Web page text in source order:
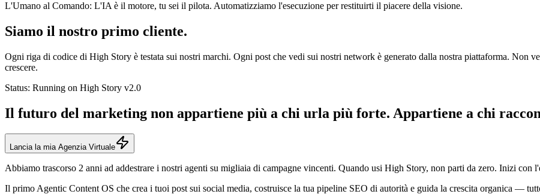
L'Umano al Comando: L'IA è il motore, tu sei il pilota. Automatizziamo l'esecuzione per restituirti il piacere della visione.
Siamo il nostro primo cliente.
Ogni riga di codice di High Story è testata sui nostri marchi. Ogni post che vedi sui nostri network è generato dalla nostra piattaforma. Non
crescere.
Status: Running on High Story v2.0
Il futuro del marketing non appartiene più a chi urla più forte. Appartiene a chi
Lancia la mia Agenzia Virtuale
Abbiamo trascorso 2 anni ad addestrare i nostri agenti su migliaia di campagne vincenti. Quando usi High Story, non parti da zero. Inizi con
Il primo Agentic Content OS che crea i tuoi post sui social media, costruisce la tua pipeline SEO di autorità e guida la crescita organica —